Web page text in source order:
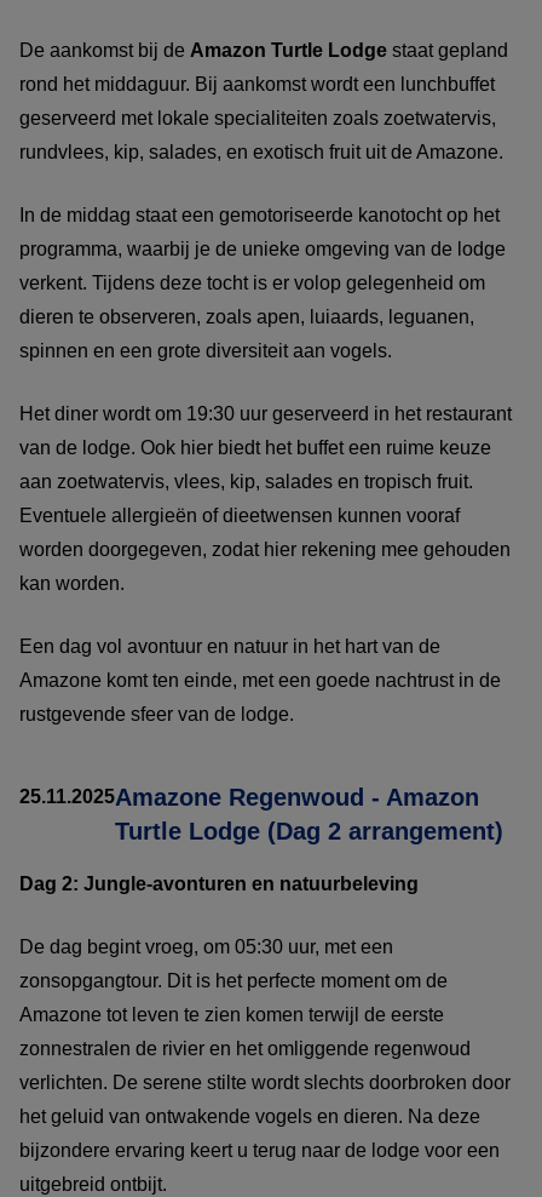
De aankomst bij de Amazon Turtle Lodge staat gepland
rond het middaguur. Bij aankomst wordt een lunchbuffet
geserveerd met lokale specialiteiten zoals zoetwatervis,
rundvlees, kip, salades, en exotisch fruit uit de Amazone.
In de middag staat een gemotoriseerde kanotocht op het
programma, waarbij je de unieke omgeving van de lodge
verkent. Tijdens deze tocht is er volop gelegenheid om
dieren te observeren, zoals apen, luiaards, leguanen,
spinnen en een grote diversiteit aan vogels.
Het diner wordt om 19:30 uur geserveerd in het restaurant
van de lodge. Ook hier biedt het buffet een ruime keuze
aan zoetwatervis, vlees, kip, salades en tropisch fruit.
Eventuele allergieën of dieetwensen kunnen vooraf
worden doorgegeven, zodat hier rekening mee gehouden
kan worden.
Een dag vol avontuur en natuur in het hart van de
Amazone komt ten einde, met een goede nachtrust in de
rustgevende sfeer van de lodge.
25.11.2025Amazone Regenwoud - Amazon
Turtle Lodge (Dag 2 arrangement)
Dag 2: Jungle-avonturen en natuurbeleving
De dag begint vroeg, om 05:30 uur, met een
zonsopgangtour. Dit is het perfecte moment om de
Amazone tot leven te zien komen terwijl de eerste
zonnestralen de rivier en het omliggende regenwoud
verlichten. De serene stilte wordt slechts doorbroken door
het geluid van ontwakende vogels en dieren. Na deze
bijzondere ervaring keert u terug naar de lodge voor een
uitgebreid ontbijt.